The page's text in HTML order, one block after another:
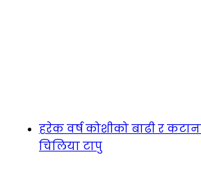
हरेक वर्ष कोशीको बाढी र
चिलिया टापु